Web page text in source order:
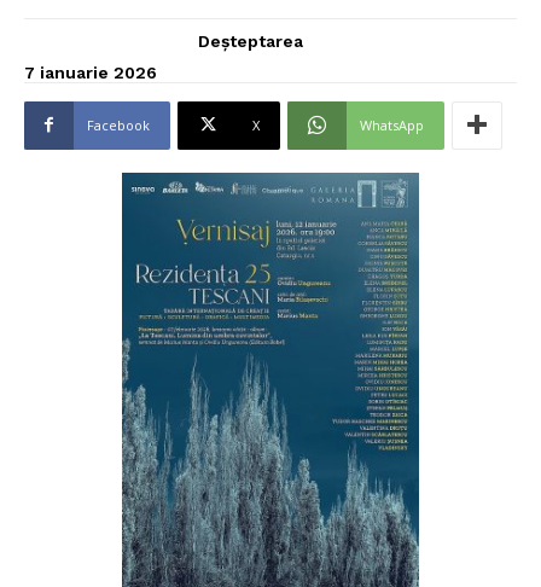
Deșteptarea
7 ianuarie 2026
Facebook X WhatsApp